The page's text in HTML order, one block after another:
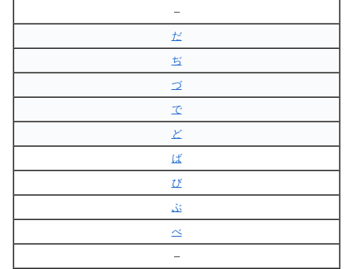
–
だ
ぢ
づ
で
ど
ば
び
ぶ
べ
–